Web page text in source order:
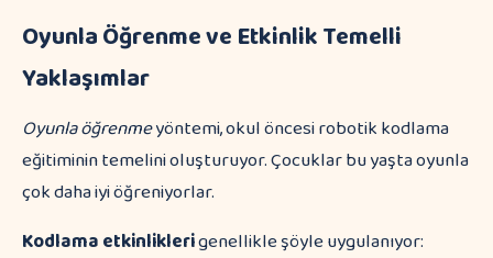
Oyunla Öğrenme ve Etkinlik Temelli
Yaklaşımlar
Oyunla öğrenmeyöntemi, okul öncesi robotik kodlama
eğitiminin temelini oluşturuyor. Çocuklar bu yaşta oyunla
çok daha iyi öğreniyorlar.
Kodlama etkinliklerigenellikle şöyle uygulanıyor: